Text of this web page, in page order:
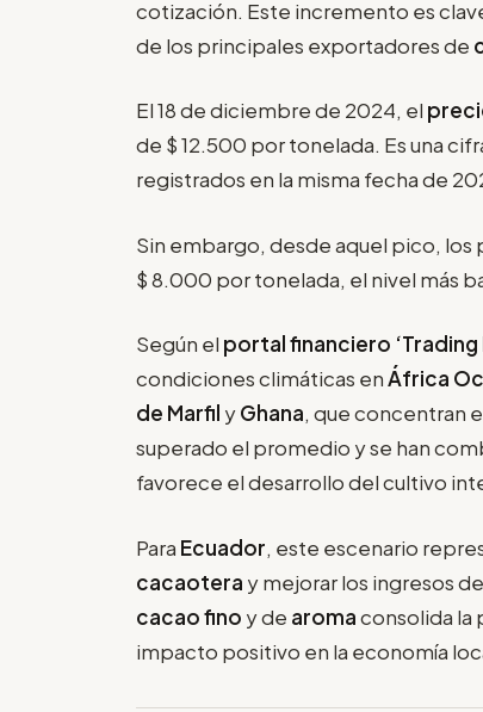
cotización. Este incremento es
de los principales exportadores de
El 18 de diciembre de 2024, el
de $ 12.500 por tonelada. Es una
registrados en la misma fecha de
Sin embargo, desde aquel pico, los
$ 8.000 por tonelada, el nivel más
Según el portal financiero ‘Trading
condiciones climáticas enÁfrica
de Marfil yGhana, que concentran
superado el promedio y se han
favorece el desarrollo del cultivo
Para Ecuador, este escenario
cacaotera y mejorar los ingresos
cacao fino y de aromaconsolida la
impacto positivo en la economía